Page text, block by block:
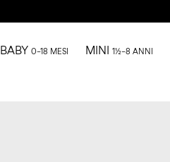
BABY 0–18 MESI MINI 1½–8 ANNI